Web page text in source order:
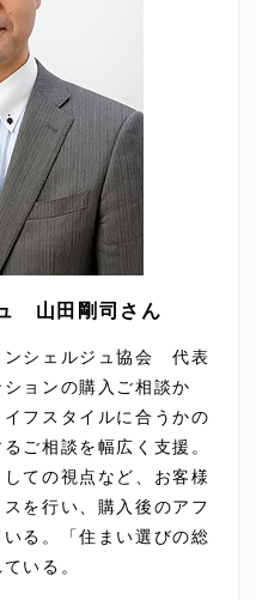
山田剛司さん
シェルジュ協会 代表
ョンの購入ご相談か
フスタイルに合うかの
ご相談を幅広く支援。
ての視点など、お客様
を行い、購入後のアフ
る。「住まい選びの総
いる。